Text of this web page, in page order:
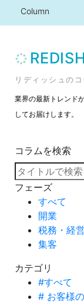
Column
リディッシュのコ
業界の最新トレンド
してお届けします。
コラムを検索
フェーズ
すべて
開業
税務・経営
集客
カテゴリ
#すべて
# お客様